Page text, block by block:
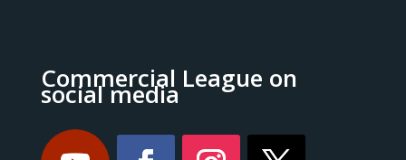
Commercial League on
social media